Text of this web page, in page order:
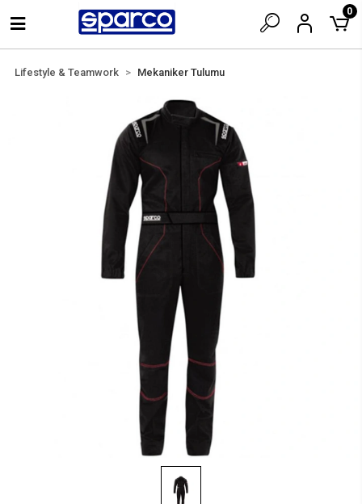
0
Lifestyle & Teamwork Mekaniker Tulumu